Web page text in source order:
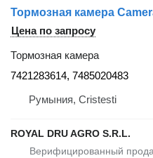
Цена по запросу
Тормозная камера
7421283614, 7485020483
Румыния, Cristesti
ROYAL DRU AGRO S.R.L.